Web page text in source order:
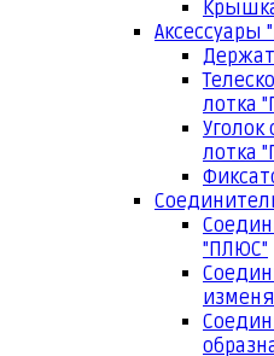
Аксессуары
лотка
лотка
"ПЛЮС"